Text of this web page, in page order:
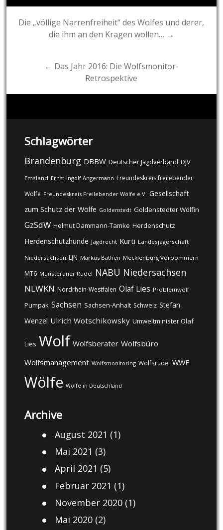
Post
navigation
Die „völlige Narrenfreiheit“ des Wolfes und derer,
die ihm an den Kragen wollen… →
← Das Jahr 2016: Die Wolfsmonitor-
Retrospektive
Schlagwörter
Brandenburg DBBW Deutscher Jagdverband DJV
Emsland Ernst-Ingolf Angermann Freundeskreis freilebender
Wölfe Freundeskreis Freilebender Wölfe e.V. Gesellschaft
zum Schutz der Wölfe Goldenstedt Goldenstedter Wölfin
GzSdW Helmut Dammann-Tamke Herdenschutz
Herdenschutzhunde Jagdrecht Kurti Landesjägerschaft
Niedersachsen LJN Markus Bathen Mecklenburg Vorpommern
MT6 Munsteraner Rudel NABU Niedersachsen
NLWKN Nordrhein-Westfalen Olaf Lies Problemwolf
Pumpak Sachsen Sachsen-Anhalt Schweiz Stefan
Wenzel Ulrich Wotschikowsky Umweltminister Olaf
Lies Wolf Wolfsberater Wolfsbüro
Wolfsmanagement Wolfsmonitoring Wolfsrudel WWF
Wölfe Wölfe in Deutschland
Archive
August 2021 (1)
Mai 2021 (3)
April 2021 (5)
Februar 2021 (1)
November 2020(1)
Mai 2020(2)